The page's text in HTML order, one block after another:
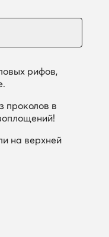
рифов,
проколов в
на верхней